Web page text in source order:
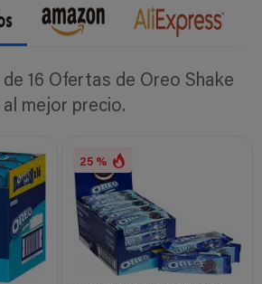
16 Ofertas de Oreo Shake
mejor precio.
25 %